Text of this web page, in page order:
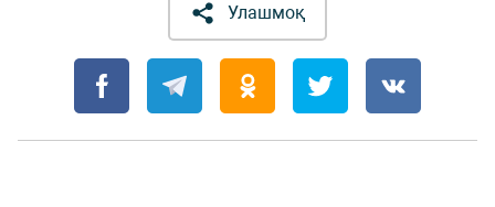
Улашмоқ